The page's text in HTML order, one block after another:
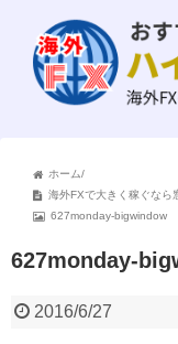
ホーム/
海外FXで大きく稼ぐなら
627monday-bigwindow
627monday-
2016/6/27